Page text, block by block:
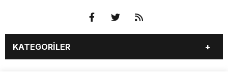
KATEGORİLER